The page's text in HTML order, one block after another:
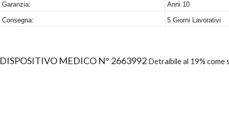
Garanzia: Anni 10
Consegna: 5 Giorni Lavorativi
DISPOSITIVO MEDICO N° 2663992 Detraibile al 19% come